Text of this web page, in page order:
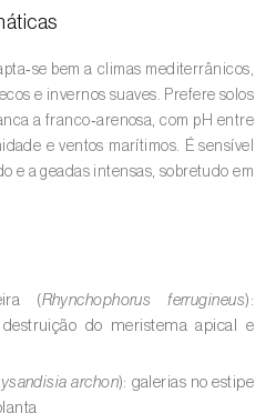
e Quercus
sandwicensis e
melongena)
bem a climas mediterrânicos,
e invernos suaves. Prefere solos
a franco‑arenosa, com pH entre
e ventos marítimos. É sensível
e a geadas intensas, sobretudo em
(Rhynchophorus ferrugineus):
do meristema apical e
archon): galerias no estipe